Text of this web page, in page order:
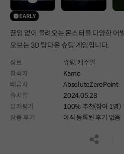
EARLY
끊임 없이 몰려오는 몬스터를 다양한 어
오브는 3D 탑다운 슈팅 게임입니다.
장르 슈팅,캐주얼
창작자
Karno
배급사
AbsoluteZeroPoint
출시일
2024.05.28
유저평가
100% 추천(참여 1명)
상품 후기
아직 등록된 후기 없음
공유